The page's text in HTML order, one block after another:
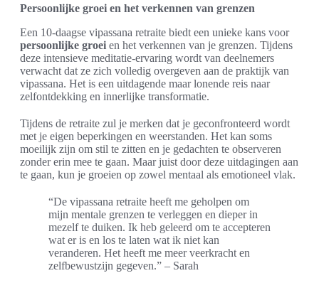
Persoonlijke groei en het verkennen van grenzen
Een 10-daagse vipassana retraite biedt een unieke kans voor
persoonlijke groei en het verkennen van je grenzen. Tijdens
deze intensieve meditatie-ervaring wordt van deelnemers
verwacht dat ze zich volledig overgeven aan de praktijk van
vipassana. Het is een uitdagende maar lonende reis naar
zelfontdekking en innerlijke transformatie.
Tijdens de retraite zul je merken dat je geconfronteerd wordt
met je eigen beperkingen en weerstanden. Het kan soms
moeilijk zijn om stil te zitten en je gedachten te observeren
zonder erin mee te gaan. Maar juist door deze uitdagingen aan
te gaan, kun je groeien op zowel mentaal als emotioneel vlak.
“De vipassana retraite heeft me geholpen om
mijn mentale grenzen te verleggen en dieper in
mezelf te duiken. Ik heb geleerd om te accepteren
wat er is en los te laten wat ik niet kan
veranderen. Het heeft me meer veerkracht en
zelfbewustzijn gegeven.” – Sarah